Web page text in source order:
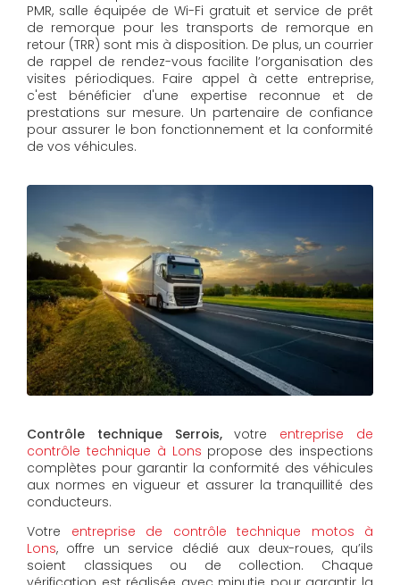
PMR, salle équipée de Wi-Fi gratuit et service de prêt
de remorque pour les transports de remorque en
retour (TRR) sont mis à disposition. De plus, un courrier
de rappel de rendez-vous facilite l’organisation des
visites périodiques. Faire appel à cette entreprise,
c'est bénéficier d'une expertise reconnue et de
prestations sur mesure. Un partenaire de confiance
pour assurer le bon fonctionnement et la conformité
de vos véhicules.
Contrôle technique Serrois,votre entreprise de
contrôle technique à Lons propose des inspections
complètes pour garantir la conformité des véhicules
aux normes en vigueur et assurer la tranquillité des
conducteurs.
Votre entreprise de contrôle technique motos à
Lons, offre un service dédié aux deux-roues, qu’ils
soient classiques ou de collection. Chaque